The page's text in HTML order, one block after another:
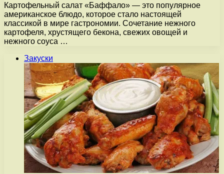
Картофельный салат «Баффало» — это популярное
американское блюдо, которое стало настоящей
классикой в мире гастрономии. Сочетание нежного
картофеля, хрустящего бекона, свежих овощей и
нежного соуса …
Закуски